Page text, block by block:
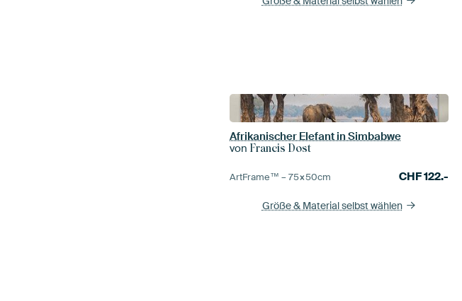
Afrikanischer Elefant in Simbabwe
vonFrancis Dost
ArtFrame™ –75×50cm CHF122.-
Größe & Material selbst wählen